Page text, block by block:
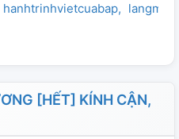
hanhtrinhvietcuabap langman
[HẾT] KÍNH CẬN,